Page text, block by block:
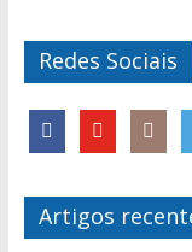
Redes Sociais
Artigos